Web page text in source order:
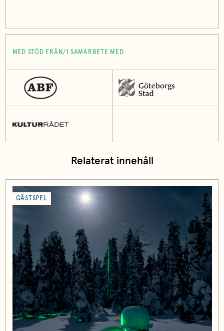
MED STÖD FRÅN/I SAMARBETE MED
Relaterat innehåll
GÄSTSPEL